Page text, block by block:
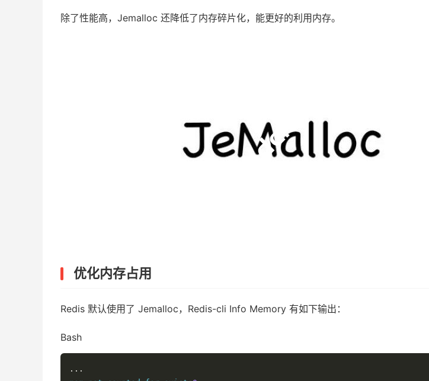
除了性能高，Jemalloc 还降低了内存碎片化，能更好的利用内存。
优化内存占用
Redis 默认使用了 Jemalloc，Redis-cli Info Memory 有如下输出：
Bash
.. .